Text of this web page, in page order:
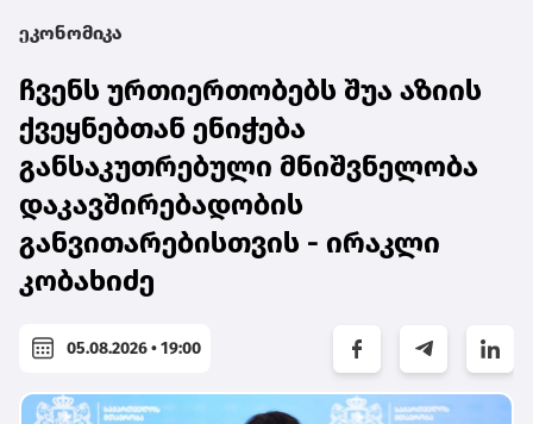
ეკონომიკა
ჩვენს ურთიერთობებს შუა აზიის
ქვეყნებთან ენიჭება
განსაკუთრებული მნიშვნელობა
დაკავშირებადობის
განვითარებისთვის - ირაკლი
კობახიძე
05.08.2026 • 19:00